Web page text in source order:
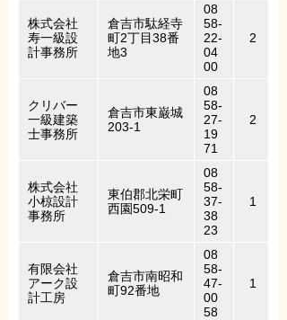
株式会社
寿一級設
計事務所
倉吉市駄経寺
町2丁目38番
地3
08
58-
22-
04
00
2
クリバー
一級建築
士事務所
倉吉市東巌城
203-1
08
58-
27-
19
71
2
株式会社
小椋設計
事務所
東伯郡北栄町
西園509-1
08
58-
37-
38
23
1
有限会社
アーク設
計工房
倉吉市南昭和
町92番地
08
58-
47-
00
58
1